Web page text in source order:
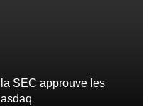
SEC approuve les